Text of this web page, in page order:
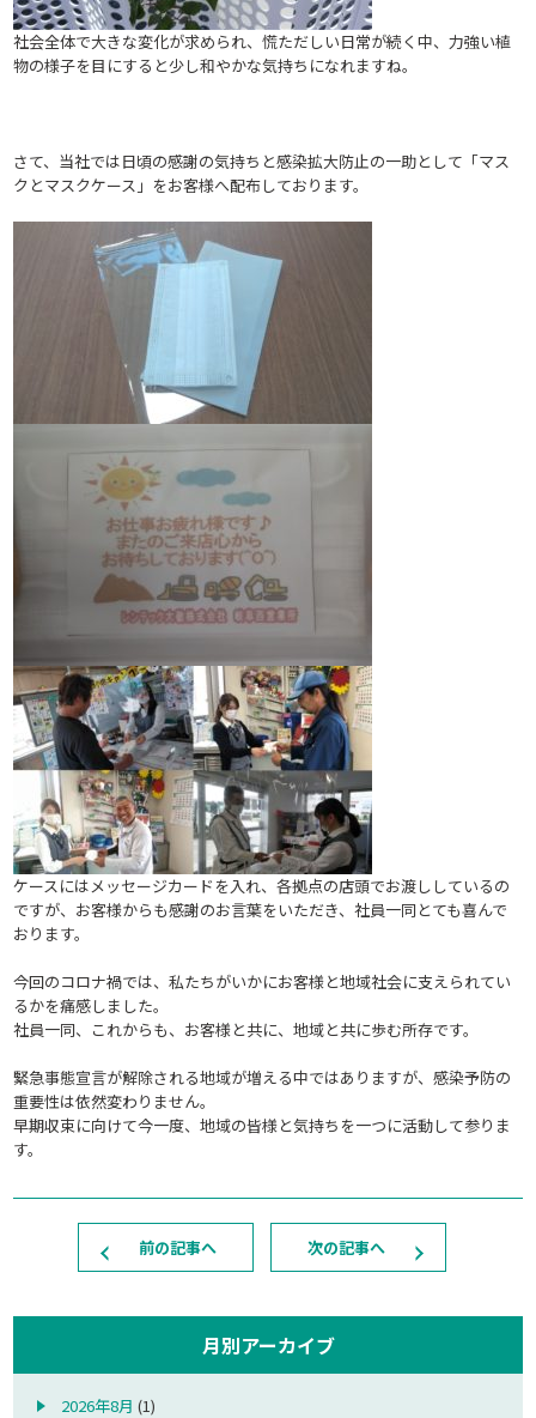
社会全体で大きな変化が求められ、慌ただしい日常が続く中、力強い植
物の様子を目にすると少し和やかな気持ちになれますね。
さて、当社では日頃の感謝の気持ちと感染拡大防止の一助として「マス
クとマスクケース」をお客様へ配布しております。
ケースにはメッセージカードを入れ、各拠点の店頭でお渡ししているの
ですが、お客様からも感謝のお言葉をいただき、社員一同とても喜んで
おります。
今回のコロナ禍では、私たちがいかにお客様と地域社会に支えられてい
るかを痛感しました。
社員一同、これからも、お客様と共に、地域と共に歩む所存です。
緊急事態宣言が解除される地域が増える中ではありますが、感染予防の
重要性は依然変わりません。
早期収束に向けて今一度、地域の皆様と気持ちを一つに活動して参りま
す。
前の記事へ 次の記事へ
月別アーカイブ
2026年8月 (1)